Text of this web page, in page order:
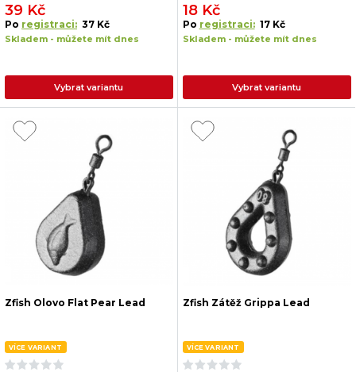
39 Kč
Po registraci: 37 Kč
Skladem - můžete mít dnes
Vybrat variantu
18 Kč
Po registraci: 17 Kč
Skladem - můžete mít dnes
Vybrat variantu
Zfish Olovo Flat Pear Lead
VÍCE VARIANT
Zfish Zátěž Grippa Lead
VÍCE VARIANT